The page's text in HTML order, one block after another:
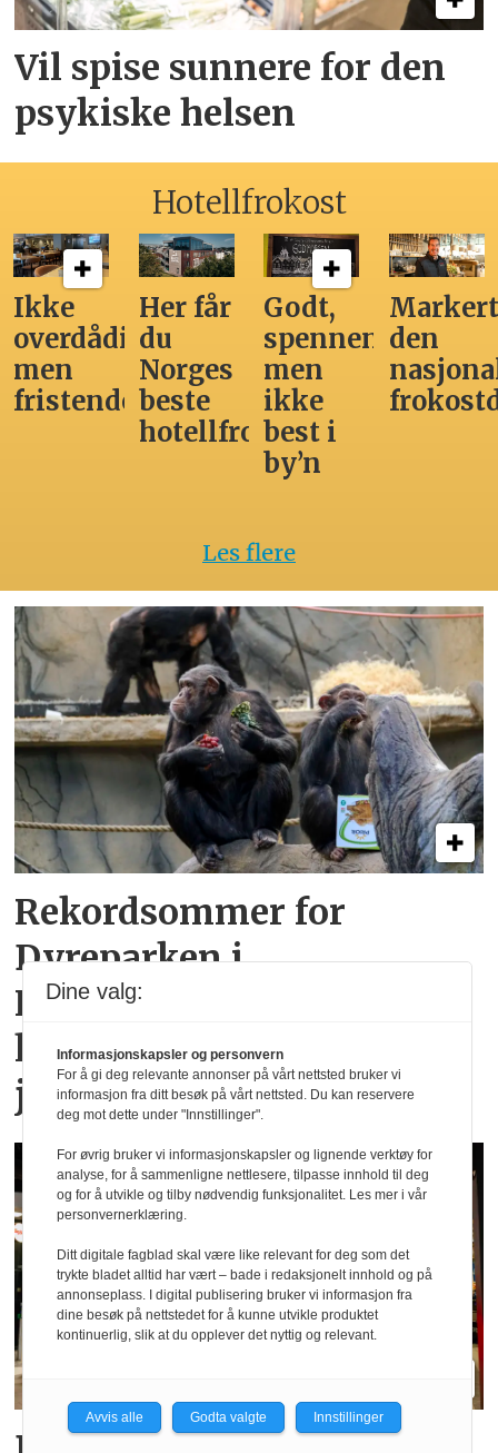
Vil spise sunnere for den
psykiske helsen
Hotellfrokost
Ikke
overdådig,
men
fristende
Her får
du
Norges
beste
hotellfrokost
Godt,
spennende,
men
ikke
best i
by’n
den
Les flere
Rekordsommer for
Dyreparken i
Kristiansand: Over en
halv million besøkende i
juli
Dine valg:
Informasjonskapsler og personvern
For å gi deg relevante annonser på vårt nettsted bruker vi
informasjon fra ditt besøk på vårt nettsted. Du kan reservere
deg mot dette under "Innstillinger".
For øvrig bruker vi informasjonskapsler og lignende verktøy for
analyse, for å sammenligne nettlesere, tilpasse innhold til deg
og for å utvikle og tilby nødvendig funksjonalitet. Les mer i vår
personvernerklæring.
Ditt digitale fagblad skal være like relevant for deg som det
trykte bladet alltid har vært – bade i redaksjonelt innhold og på
annonseplass. I digital publisering bruker vi informasjon fra
dine besøk på nettstedet for å kunne utvikle produktet
kontinuerlig, slik at du opplever det nyttig og relevant.
Avvis alle Godta valgte Innstillinger